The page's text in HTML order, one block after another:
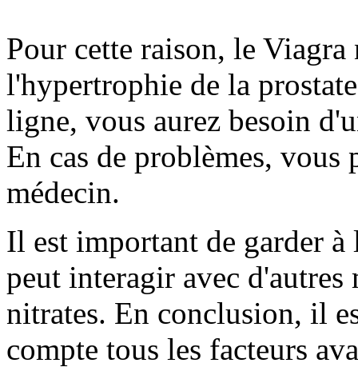
Pour cette raison, le
l'hypertrophie de la
ligne, vous aurez besoin
En cas de problèmes,
médecin.
Il est important de garder
peut interagir avec
nitrates. En conclusion, il
compte tous les facteurs